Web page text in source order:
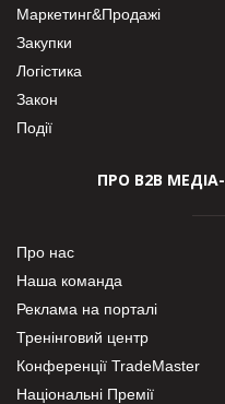
Маркетинг&Продажі
Закупки
Логістика
Закон
Події
ПРО В2В МЕДІА-
Про нас
Наша команда
Реклама на порталі
Тренінговий центр
Конференції TradeMaster
Національні Премії